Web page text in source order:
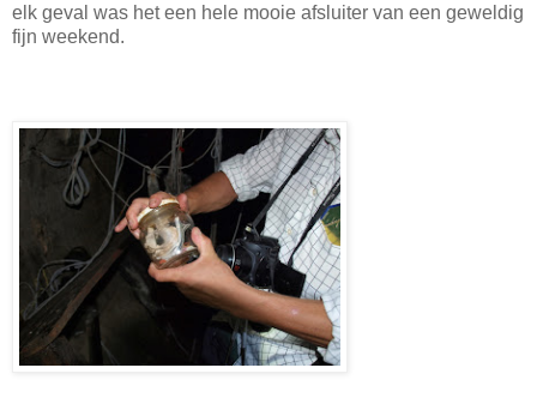
elk geval was het een hele mooie afsluiter van een geweldig
fijn weekend.